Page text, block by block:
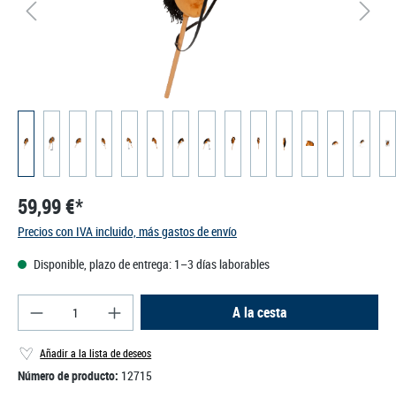
59,99 €*
Precios con IVA incluido, más gastos de envío
Disponible, plazo de entrega: 1–3 días laborables
Cantidad del producto: introduce la cantidad
A la cesta
Añadir a la lista de deseos
Número de producto: 12715